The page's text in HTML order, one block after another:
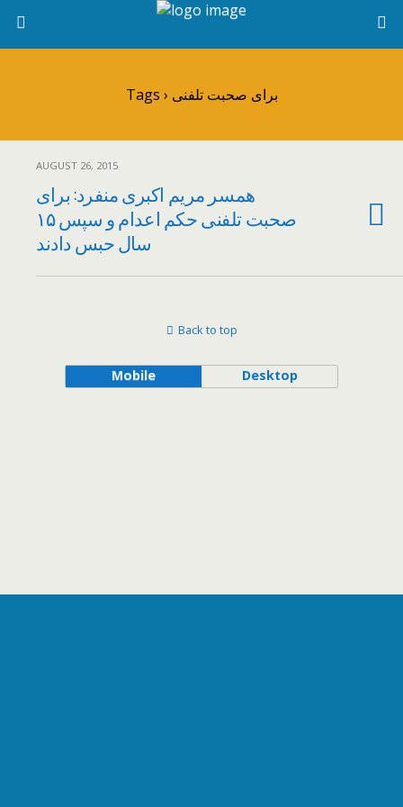
Tags › برای صحبت تلفنی
AUGUST 26, 2015
همسر مریم اکبری منفرد: برای
صحبت تلفنی حکم اعدام و سپس ۱۵
سال حبس دادند
Back to top
Mobile Desktop